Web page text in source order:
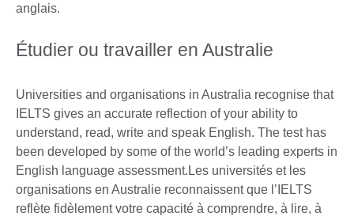
anglais.
Étudier ou travailler en Australie
Universities and organisations in Australia recognise that
IELTS gives an accurate reflection of your ability to
understand, read, write and speak English. The test has
been developed by some of the world’s leading experts in
English language assessment.Les universités et les
organisations en Australie reconnaissent que l’IELTS
reflète fidèlement votre capacité à comprendre, à lire, à